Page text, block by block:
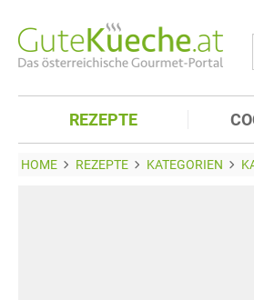
REZEPTE
HOME REZEPTE KATEGORIEN